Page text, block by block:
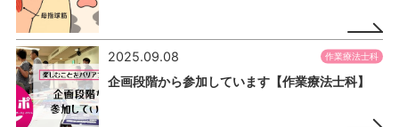
2025.09.08
企画段階から参加しています【作業療法士科】
作業療法士科